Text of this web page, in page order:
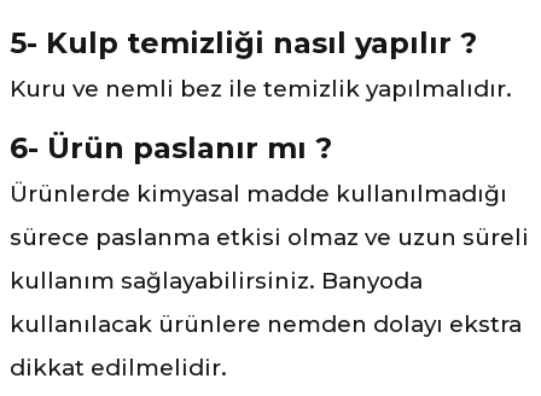
5- Kulp temizliği nasıl yapılır ?
Kuru ve nemli bez ile temizlik yapılmalıdır.
6- Ürün paslanır mı ?
Ürünlerde kimyasal madde kullanılmadığı
sürece paslanma etkisi olmaz ve uzun süreli
kullanım sağlayabilirsiniz. Banyoda
kullanılacak ürünlere nemden dolayı ekstra
dikkat edilmelidir.